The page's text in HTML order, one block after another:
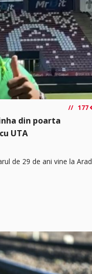
177
din poarta
UTA
de 29 de ani vine la Arad